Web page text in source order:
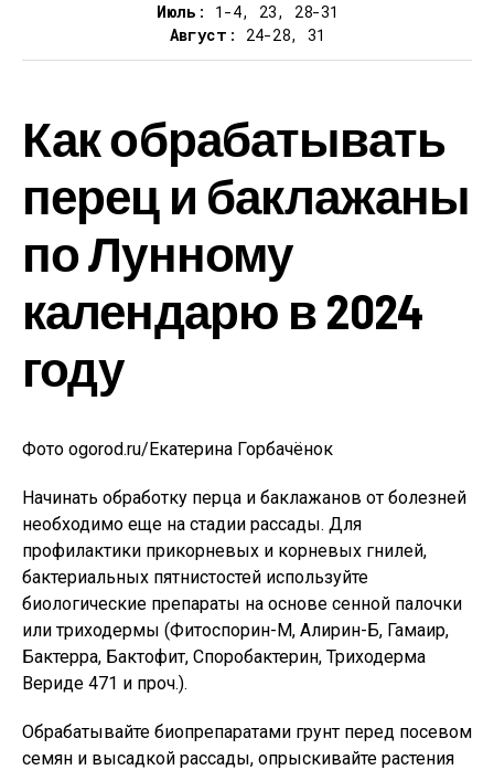
Июль : 1-4, 23, 28-31
Август : 24-28, 31
Как обрабатывать
перец и баклажаны
по Лунному
календарю в 2024
году
Фото ogorod.ru/Екатерина Горбачёнок
Начинать обработку перца и баклажанов от болезней
необходимо еще на стадии рассады. Для
профилактики прикорневых и корневых гнилей,
бактериальных пятнистостей используйте
биологические препараты на основе сенной палочки
или триходермы (Фитоспорин-М, Алирин-Б, Гамаир,
Бактерра, Бактофит, Споробактерин, Триходерма
Вериде 471 и проч.).
Обрабатывайте биопрепаратами грунт перед посевом
семян и высадкой рассады, опрыскивайте растения